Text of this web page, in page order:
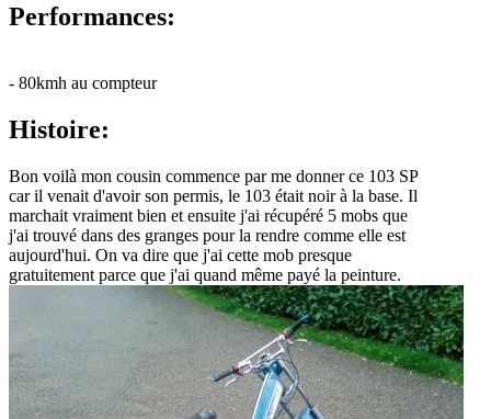
Performances:
- 80kmh au compteur
Histoire:
Bon voilà mon cousin commence par me donner ce 103 SP
car il venait d'avoir son permis, le 103 était noir à la base. Il
marchait vraiment bien et ensuite j'ai récupéré 5 mobs que
j'ai trouvé dans des granges pour la rendre comme elle est
aujourd'hui. On va dire que j'ai cette mob presque
gratuitement parce que j'ai quand même payé la peinture.